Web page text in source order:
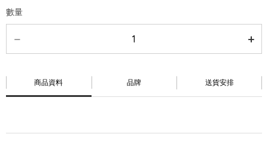
數量
商品資料 品牌 送貨安排